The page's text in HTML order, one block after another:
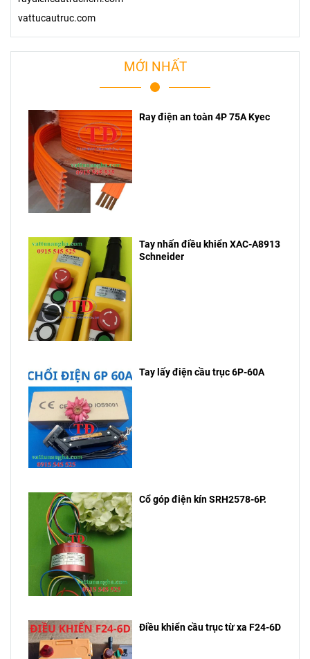
vattucautruc.com
MỚI NHẤT
Ray điện an toàn 4P 75A Kyec
Tay nhấn điều khiển XAC-A8913
Schneider
Tay lấy điện cầu trục 6P-60A
Cổ góp điện kín SRH2578-6P.
Điều khiển cầu trục từ xa F24-6D